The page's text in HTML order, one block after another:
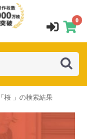
0
「桜 」の検索結果